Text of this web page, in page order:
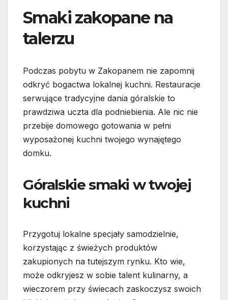
Smaki zakopane na
talerzu
Podczas pobytu w Zakopanem nie zapomnij
odkryć bogactwa lokalnej kuchni. Restauracje
serwujące tradycyjne dania góralskie to
prawdziwa uczta dla podniebienia. Ale nic nie
przebije domowego gotowania w pełni
wyposażonej kuchni twojego wynajętego
domku.
Góralskie smaki w twojej
kuchni
Przygotuj lokalne specjały samodzielnie,
korzystając z świeżych produktów
zakupionych na tutejszym rynku. Kto wie,
może odkryjesz w sobie talent kulinarny, a
wieczorem przy świecach zaskoczysz swoich